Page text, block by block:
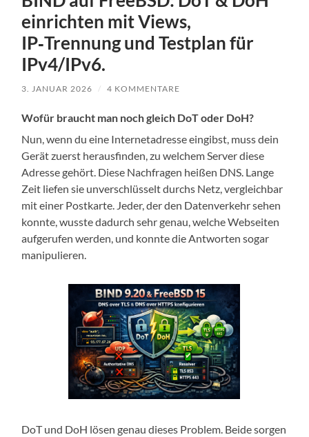
einrichten mit Views,
IP‑Trennung und Testplan für
IPv4/IPv6.
3. JANUAR 2026 / 4 KOMMENTARE
Wofür braucht man noch gleich DoT oder DoH?
Nun, wenn du eine Internetadresse eingibst, muss dein
Gerät zuerst herausfinden, zu welchem Server diese
Adresse gehört. Diese Nachfragen heißen DNS. Lange
Zeit liefen sie unverschlüsselt durchs Netz, vergleichbar
mit einer Postkarte. Jeder, der den Datenverkehr sehen
konnte, wusste dadurch sehr genau, welche Webseiten
aufgerufen werden, und konnte die Antworten sogar
manipulieren.
DoT und DoH lösen genau dieses Problem. Beide sorgen